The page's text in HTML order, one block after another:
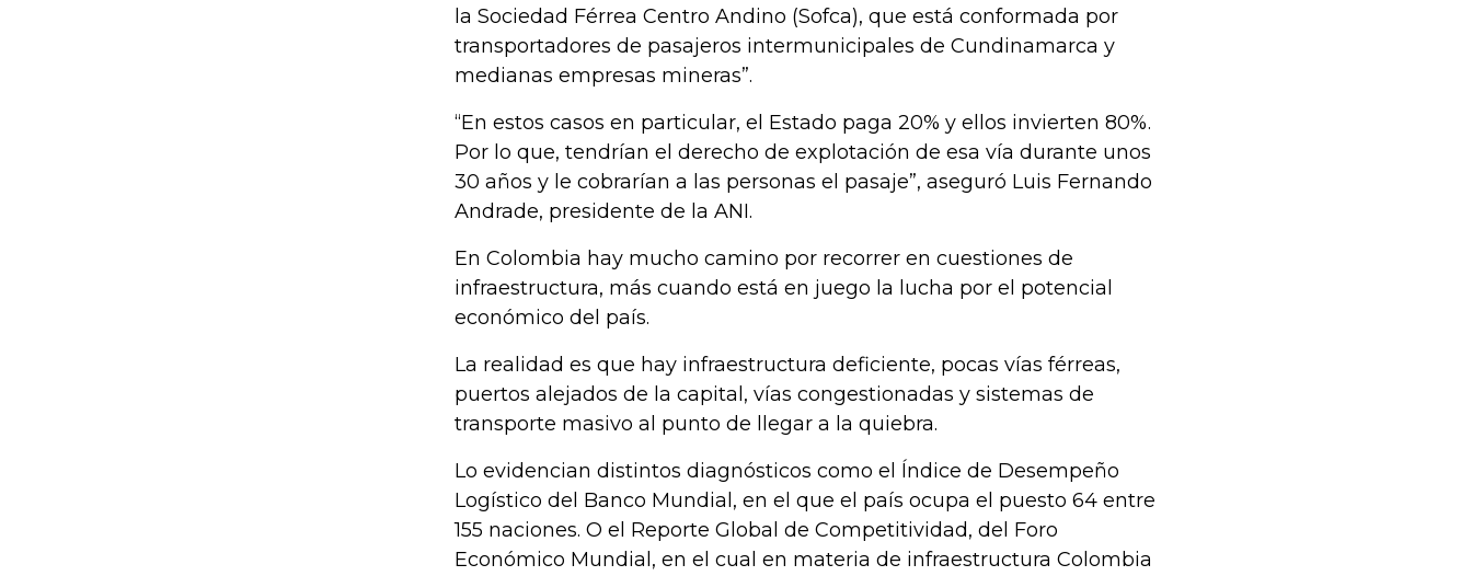
la Sociedad Férrea Centro Andino (Sofca), que está conformada por
transportadores de pasajeros intermunicipales de Cundinamarca y
medianas empresas mineras”.
“En estos casos en particular, el Estado paga 20% y ellos invierten 80%.
Por lo que, tendrían el derecho de explotación de esa vía durante unos
30 años y le cobrarían a las personas el pasaje”, aseguró Luis Fernando
Andrade, presidente de la ANI.
En Colombia hay mucho camino por recorrer en cuestiones de
infraestructura, más cuando está en juego la lucha por el potencial
económico del país.
La realidad es que hay infraestructura deficiente, pocas vías férreas,
puertos alejados de la capital, vías congestionadas y sistemas de
transporte masivo al punto de llegar a la quiebra.
Lo evidencian distintos diagnósticos como el Índice de Desempeño
Logístico del Banco Mundial, en el que el país ocupa el puesto 64 entre
155 naciones. O el Reporte Global de Competitividad, del Foro
Económico Mundial, en el cual en materia de infraestructura Colombia